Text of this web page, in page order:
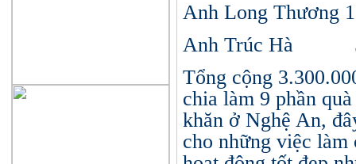
Anh Long Thương
Anh Trúc Hà
Tổng cộng
chia làm 9 phần
khăn ở Nghệ An,
cho những việc